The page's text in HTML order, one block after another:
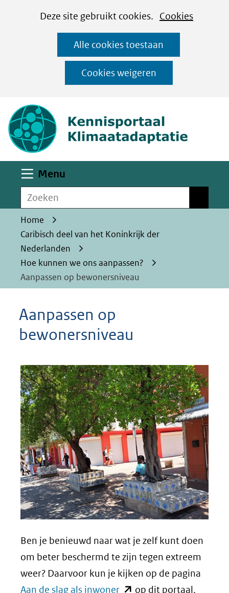
CookiesDeze site gebruikt cookies. Cookies
op
deze
website
worden
toegestaan
geweigerd.
Alle cookies toestaan
Cookies weigeren
Ga
naar
de
inhoud
Menu
Zoeken
Home
Caribisch deel van het Koninkrijk der
Nederlanden
Hoe kunnen we ons aanpassen?
Aanpassen op bewonersniveau
Aanpassen op
bewonersniveau
Ben je benieuwd naar wat je zelf kunt doen
om beter beschermd te zijn tegen extreem
weer? Daarvoor kun je kijken op de pagina
Aan de slag als inwoner(opentop dit portaal.